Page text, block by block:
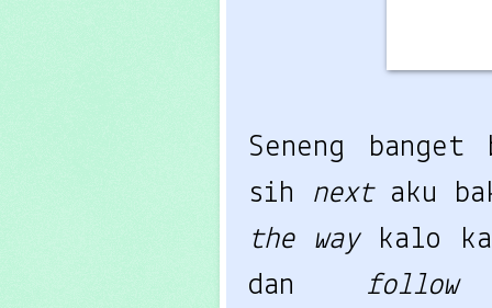
Seneng
sih next aku
the way
kalo
dan follow